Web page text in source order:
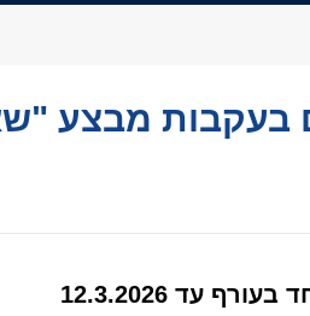
בעקבות מבצע
עד 12.3.2026